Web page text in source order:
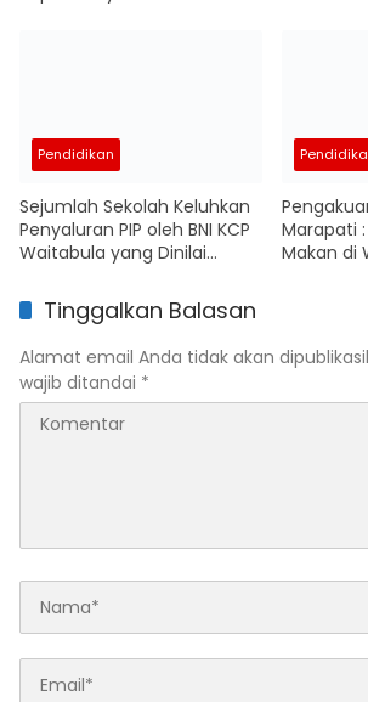
Pendidikan
Sejumlah Sekolah Keluhkan
Penyaluran PIP oleh BNI KCP
Waitabula yang Dinilai
Marapati
Makan di
Tinggalkan Balasan
Alamat email Anda tidak akan
wajib ditandai *